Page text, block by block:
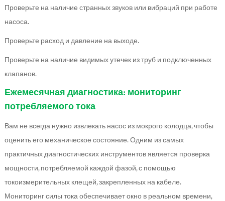
Проверьте на наличие странных звуков или вибраций при работе
насоса.
Проверьте расход и давление на выходе.
Проверьте на наличие видимых утечек из труб и подключенных
клапанов.
Ежемесячная диагностика: мониторинг
потребляемого тока
Вам не всегда нужно извлекать насос из мокрого колодца, чтобы
оценить его механическое состояние. Одним из самых
практичных диагностических инструментов является проверка
мощности, потребляемой каждой фазой, с помощью
токоизмерительных клещей, закрепленных на кабеле.
Мониторинг силы тока обеспечивает окно в реальном времени,